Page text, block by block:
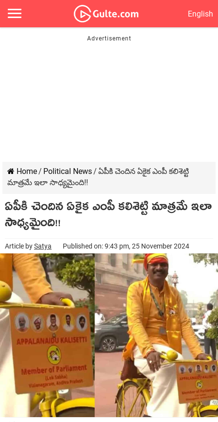
English
Home/ Political News/ ఏపీకి చెందిన ఏకైక ఎంపీ క‌లిశెట్టి
మాత్ర‌మే ఇలా సాధ్య‌మైంది!!
ఏపీకి చెందిన ఏకైక ఎంపీ క‌లిశెట్టి మాత్ర‌మే ఇలా
సాధ్య‌మైంది!!
Article bySatya Published on: 9:43 pm, 25 November 2024